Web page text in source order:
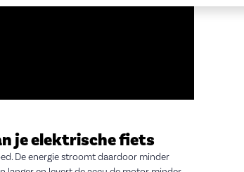
je elektrische fiets
De energie stroomt daardoor minder